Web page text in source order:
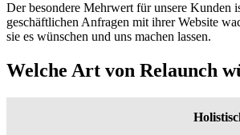
Der besondere Mehrwert für unsere Kunden
geschäftlichen Anfragen mit ihrer Website
sie es wünschen und uns machen lassen.
Welche Art von Relaunch